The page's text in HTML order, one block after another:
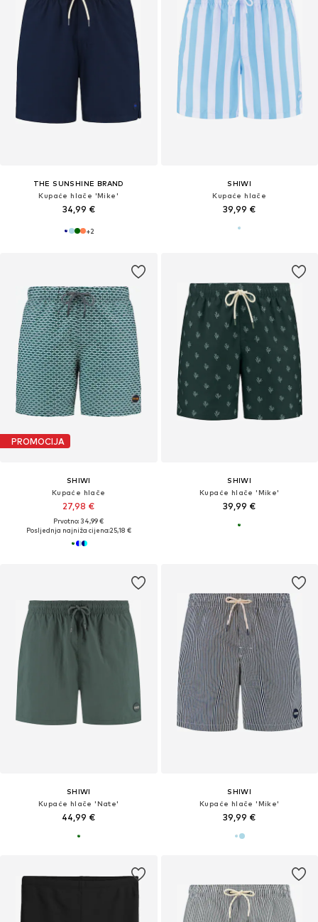
THE SUNSHINE BRAND
Kupaće hlače 'Mike'
34,99 €
+2
SHIWI
Kupaće hlače
39,99 €
PROMOCIJA
SHIWI
Kupaće hlače
27,98 €
Prvotno: 34,99 €
Posljednja najniža cijena:25,18 €
SHIWI
Kupaće hlače 'Mike'
39,99 €
SHIWI
Kupaće hlače 'Nate'
44,99 €
SHIWI
Kupaće hlače 'Mike'
39,99 €